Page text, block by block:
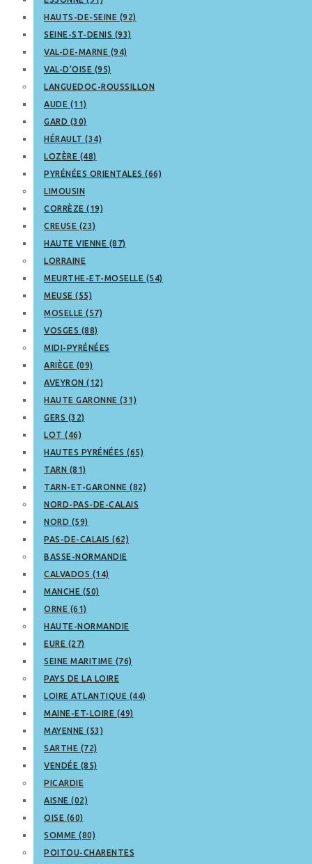
HAUTS-DE-SEINE (92)
SEINE-ST-DENIS (93)
VAL-DE-MARNE (94)
VAL-D’OISE (95)
LANGUEDOC-ROUSSILLON
AUDE (11)
GARD (30)
HÉRAULT (34)
LOZÈRE (48)
PYRÉNÉES ORIENTALES (66)
LIMOUSIN
CORRÈZE (19)
CREUSE (23)
HAUTE VIENNE (87)
LORRAINE
MEURTHE-ET-MOSELLE (54)
MEUSE (55)
MOSELLE (57)
VOSGES (88)
MIDI-PYRÉNÉES
ARIÈGE (09)
AVEYRON (12)
HAUTE GARONNE (31)
GERS (32)
LOT (46)
HAUTES PYRÉNÉES (65)
TARN (81)
TARN-ET-GARONNE (82)
NORD-PAS-DE-CALAIS
NORD (59)
PAS-DE-CALAIS (62)
BASSE-NORMANDIE
CALVADOS (14)
MANCHE (50)
ORNE (61)
HAUTE-NORMANDIE
EURE (27)
SEINE MARITIME (76)
PAYS DE LA LOIRE
LOIRE ATLANTIQUE (44)
MAINE-ET-LOIRE (49)
MAYENNE (53)
SARTHE (72)
VENDÉE (85)
PICARDIE
AISNE (02)
OISE (60)
SOMME (80)
POITOU-CHARENTES